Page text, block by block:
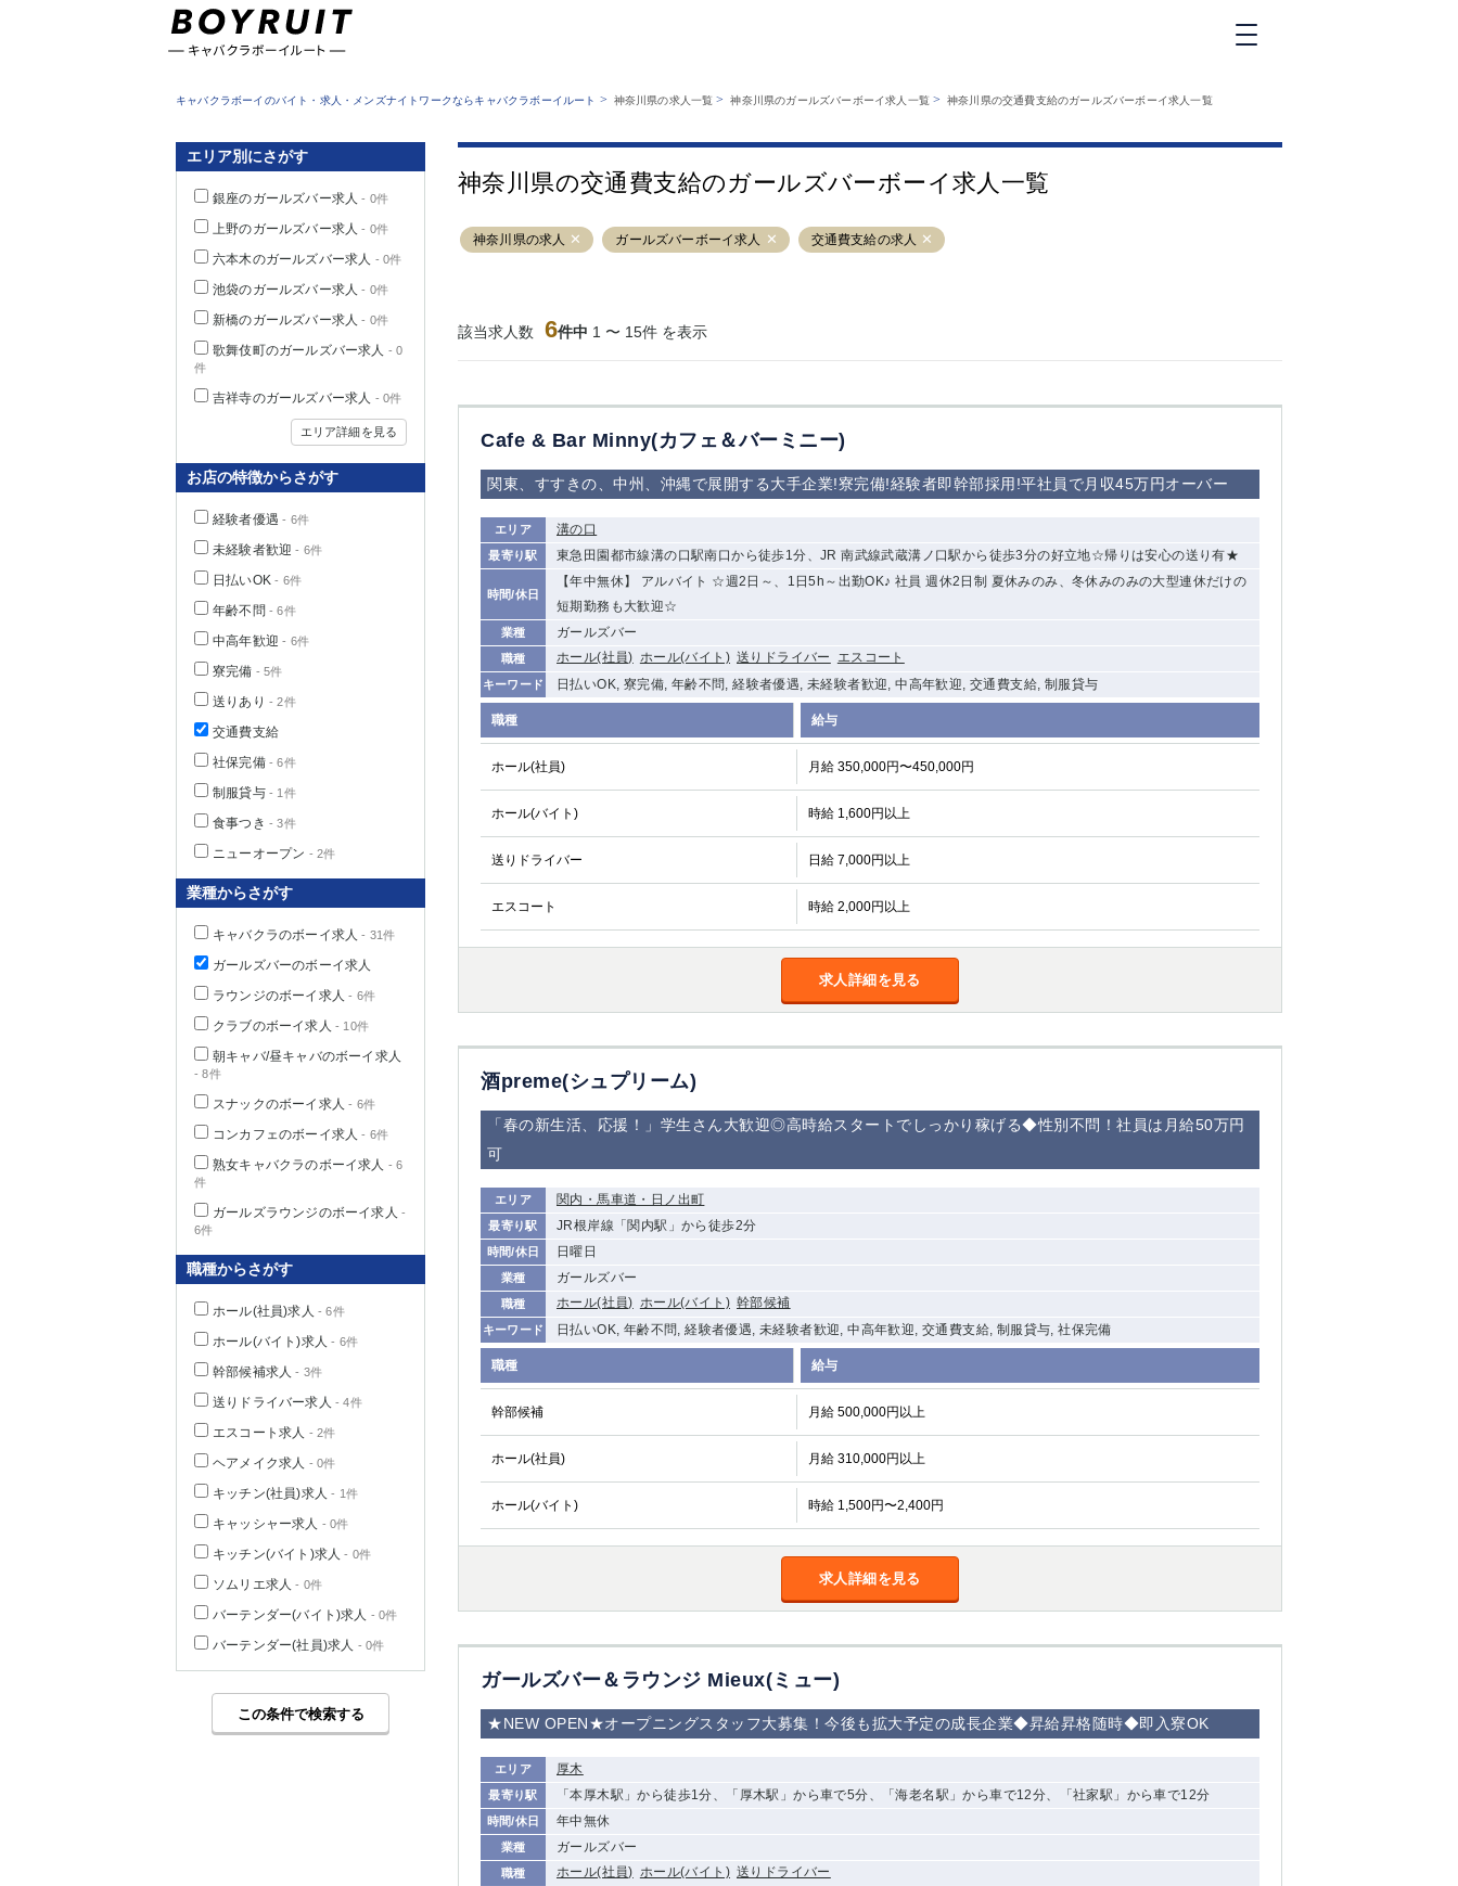
業種から探す
職種から探す
キャバクラボーイルートとは？
サイトマップ
キャバクラボーイのバイト・求人・メンズナイトワークならキャバクラボーイルート > 神奈川県の求人一覧 >神奈川県のガールズバーボーイ求人一覧 >神奈川県の交通費支給のガールズバーボーイ求人一覧
神奈川県の交通費支給のガールズバーボーイ求人一覧
神奈川県の求人 ガールズバーボーイ求人 交通費支給の求人
該当求人数 6件中 1 〜 15件 を表示
Cafe & Bar Minny(カフェ＆バーミニー)
関東、すすきの、中州、沖縄で展開する大手企業!寮完備!経験者即幹部採用!平社員で月収45万円オーバー
エリア 溝の口
最寄り駅 東急田園都市線溝の口駅南口から徒歩1分、JR 南武線武蔵溝ノ口駅から徒歩3分の好立地☆帰りは安心の送り有★
時間/休日
【年中無休】 アルバイト ☆週2日～、1日5h～出勤OK♪ 社員 週休2日制 夏休みのみ、冬休みのみの大型連休だけの
短期勤務も大歓迎☆
業種 ガールズバー
職種 ホール(社員) ホール(バイト) 送りドライバー エスコート
キーワード 日払いOK, 寮完備, 年齢不問, 経験者優遇, 未経験者歓迎, 中高年歓迎, 交通費支給, 制服貸与
職種 給与
ホール(社員) 月給 350,000円〜450,000円
ホール(バイト) 時給 1,600円以上
送りドライバー 日給 7,000円以上
エスコート 時給 2,000円以上
求人詳細を見る
酒preme(シュプリーム)
「春の新生活、応援！」学生さん大歓迎◎高時給スタートでしっかり稼げる◆性別不問！社員は月給50万円
可
エリア 関内・馬車道・日ノ出町
最寄り駅 JR根岸線「関内駅」から徒歩2分
時間/休日 日曜日
業種 ガールズバー
職種 ホール(社員) ホール(バイト) 幹部候補
キーワード 日払いOK, 年齢不問, 経験者優遇, 未経験者歓迎, 中高年歓迎, 交通費支給, 制服貸与, 社保完備
職種 給与
幹部候補 月給 500,000円以上
ホール(社員) 月給 310,000円以上
ホール(バイト) 時給 1,500円〜2,400円
求人詳細を見る
ガールズバー＆ラウンジ Mieux(ミュー)
★NEW OPEN★オープニングスタッフ大募集！今後も拡大予定の成長企業◆昇給昇格随時◆即入寮OK
エリア 厚木
最寄り駅 「本厚木駅」から徒歩1分、「厚木駅」から車で5分、「海老名駅」から車で12分、「社家駅」から車で12分
時間/休日 年中無休
業種 ガールズバー
職種 ホール(社員) ホール(バイト) 送りドライバー
エリア別にさがす
銀座のガールズバー求人- 0件
上野のガールズバー求人- 0件
六本木のガールズバー求人 - 0件
池袋のガールズバー求人- 0件
新橋のガールズバー求人- 0件
歌舞伎町のガールズバー求人 - 0
件
吉祥寺のガールズバー求人 - 0件
エリア詳細を見る
お店の特徴からさがす
経験者優遇 - 6件
未経験者歓迎 - 6件
日払いOK - 6件
年齢不問 - 6件
中高年歓迎 - 6件
寮完備 - 5件
送りあり - 2件
交通費支給
社保完備- 6件
制服貸与- 1件
食事つき - 3件
ニューオープン - 2件
業種からさがす
キャバクラのボーイ求人 - 31件
ガールズバーのボーイ求人
ラウンジのボーイ求人 - 6件
クラブのボーイ求人 - 10件
朝キャバ/昼キャバのボーイ求人
- 8件
スナックのボーイ求人 - 6件
コンカフェのボーイ求人 - 6件
熟女キャバクラのボーイ求人 - 6
件
ガールズラウンジのボーイ求人 -
6件
職種からさがす
ホール(社員)求人 - 6件
ホール(バイト)求人 - 6件
幹部候補求人 - 3件
送りドライバー求人 - 4件
エスコート求人 - 2件
ヘアメイク求人 - 0件
キッチン(社員)求人 - 1件
キャッシャー求人 - 0件
キッチン(バイト)求人 - 0件
ソムリエ求人 - 0件
バーテンダー(バイト)求人 - 0件
バーテンダー(社員)求人 - 0件
この条件で検索する
東京都 銀座 上野 六本木 池袋
新橋
立川
千葉中央 門前仲町 町田
五反田
大山
赤坂 高円寺 赤羽
ひばりヶ丘（北
学芸大学
の好立地！
「赤羽駅」から
徒歩2分 ②東
京メトロ南北線
「赤羽岩淵駅」
から徒歩10分
口）
宿
①歌舞伎町 ②
新宿
①東武練馬 ②
成増・板橋 ③
大山 ②池袋
大井町 大泉学園
下赤塚
浅草 新小岩 幡ヶ谷
小岩
湯島 久米川 市川
西麻布
関内 溝の口
新横浜
藤沢 平塚 武蔵小杉
橋本
小田原
関内・馬車道・
日ノ出町
武蔵新城
茅ヶ崎 たまプラーザ 大船
厚木
横須賀 桜木町
埼玉県
熊谷
獨協大学前＜草
加松原＞
春日部 川口 蕨
千葉県
佐倉
柏（西口）
茂原
松戸 八千代台 本八幡
東金
宇都宮 小山
茨城県 土浦
館林
該当求人 0件 選択した内容で設定